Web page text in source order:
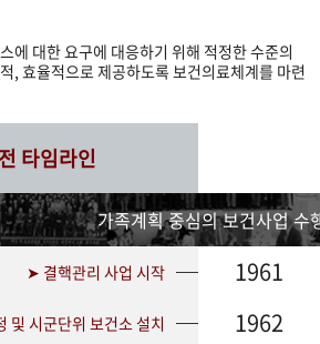
에 대한 요구에 대응하기 위해 적정한 수준의
, 효율적으로 제공하도록 보건의료체계를 마련
타임라인
가족계획 중심의 보건사업 수
➤ 결핵관리 사업 시작 1961
및 시군단위 보건소 설치 1962